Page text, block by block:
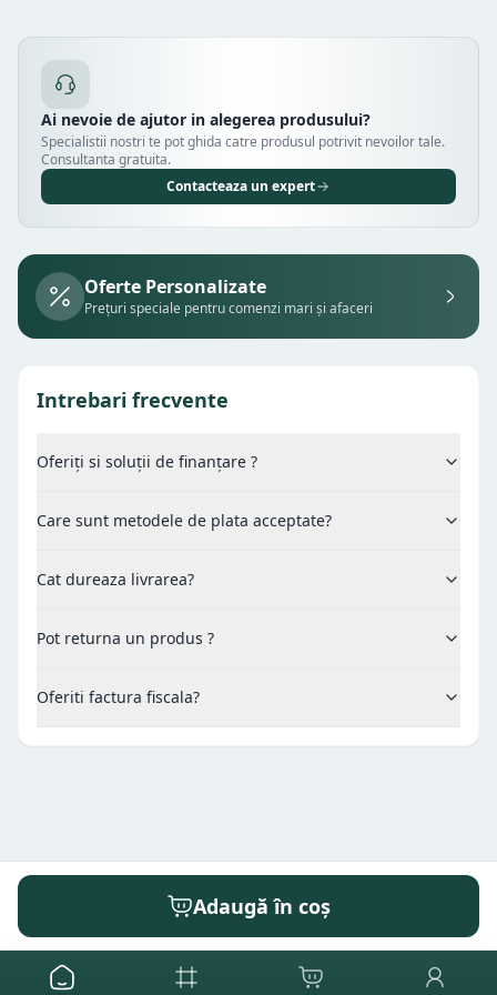
Ai nevoie de ajutor in alegerea produsului?
Specialistii nostri te pot ghida catre produsul potrivit nevoilor tale.
Consultanta gratuita.
Contacteaza un expert
Oferte Personalizate
Prețuri speciale pentru comenzi mari și afaceri
Intrebari frecvente
Oferiți si soluții de finanțare ?
Care sunt metodele de plata acceptate?
Cat dureaza livrarea?
Pot returna un produs ?
Oferiti factura fiscala?
Adaugă în coș